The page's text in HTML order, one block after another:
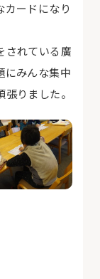
カードになり
されている廣
にみんな集中
りました。